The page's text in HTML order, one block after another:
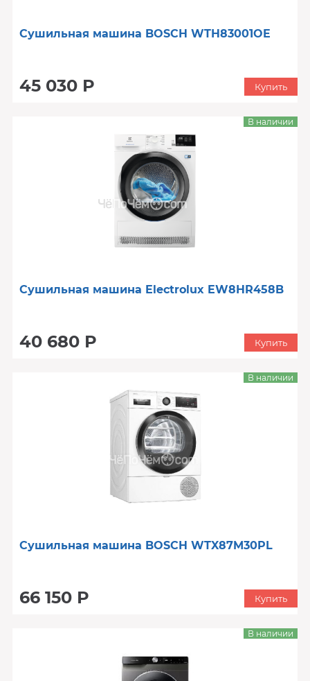
Сушильная машина BOSCH WTH83001OE
45 030 Р Купить
Сушильная машина Electrolux EW8HR458B
40 680 Р
В наличии
Купить
Сушильная машина BOSCH WTX87M30PL
66 150 Р
В наличии
Купить
В наличии